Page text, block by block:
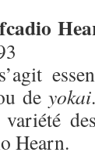
de yokai
Hearn.